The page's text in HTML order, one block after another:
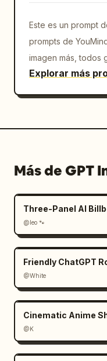
Este es un prompt
prompts de
imagen más, todos
Explorar más
Más de GPT
Three-Panel AI
@leo 🐾
Friendly ChatGPT
@White
Cinematic Anime
@K